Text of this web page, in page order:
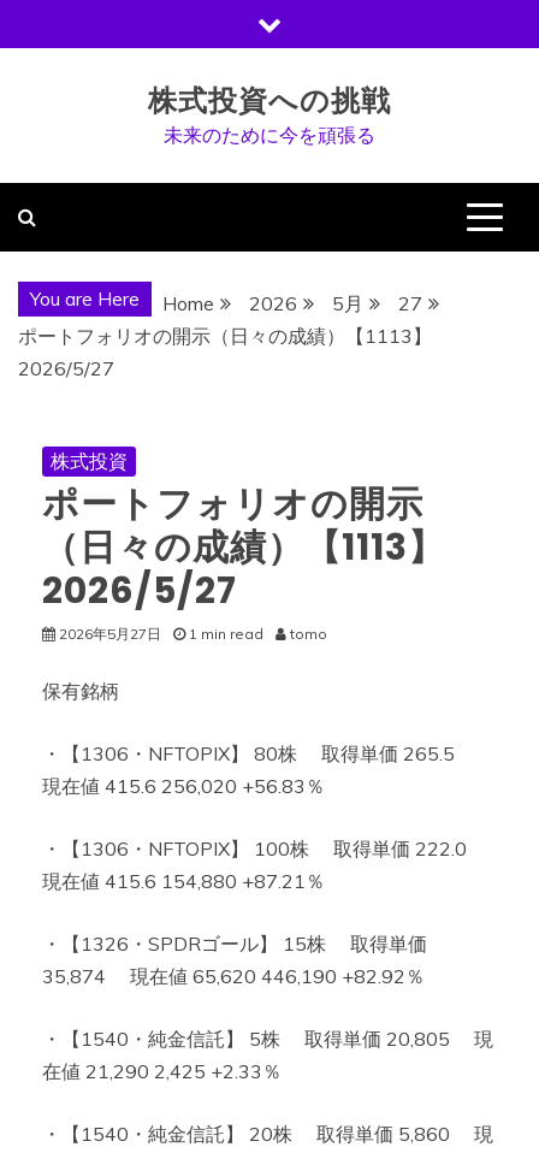
to
株式投資への挑戦
未来のために今を頑張る
You are Here Home 2026 5月
27
ポートフォリオの開示（日々の成績）【1113】
2026/5/27
株式投資
ポートフォリオの開示
（日々の成績）【1113】
2026/5/27
2026年5月27日 1 min read tomo
保有銘柄
・【1306・NFTOPIX】 80株 取得単価 265.5
現在値 415.6 256,020 +56.83％
・【1306・NFTOPIX】 100株 取得単価 222.0
現在値 415.6 154,880 +87.21％
・【1326・SPDRゴール】 15株 取得単価
35,874 現在値 65,620 446,190 +82.92％
・【1540・純金信託】 5株 取得単価 20,805 現
在値 21,290 2,425 +2.33％
・【1540・純金信託】 20株 取得単価 5,860 現